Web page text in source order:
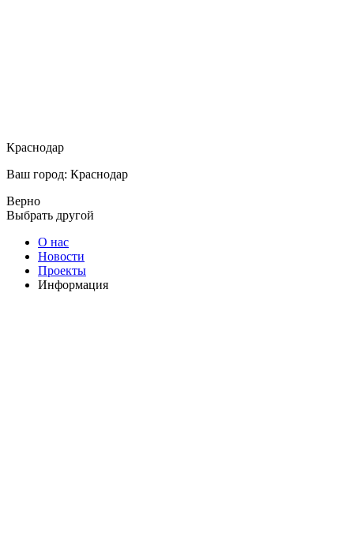
Краснодар
Ваш город: Краснодар
Верно
Выбрать другой
О нас
Новости
Проекты
Информация